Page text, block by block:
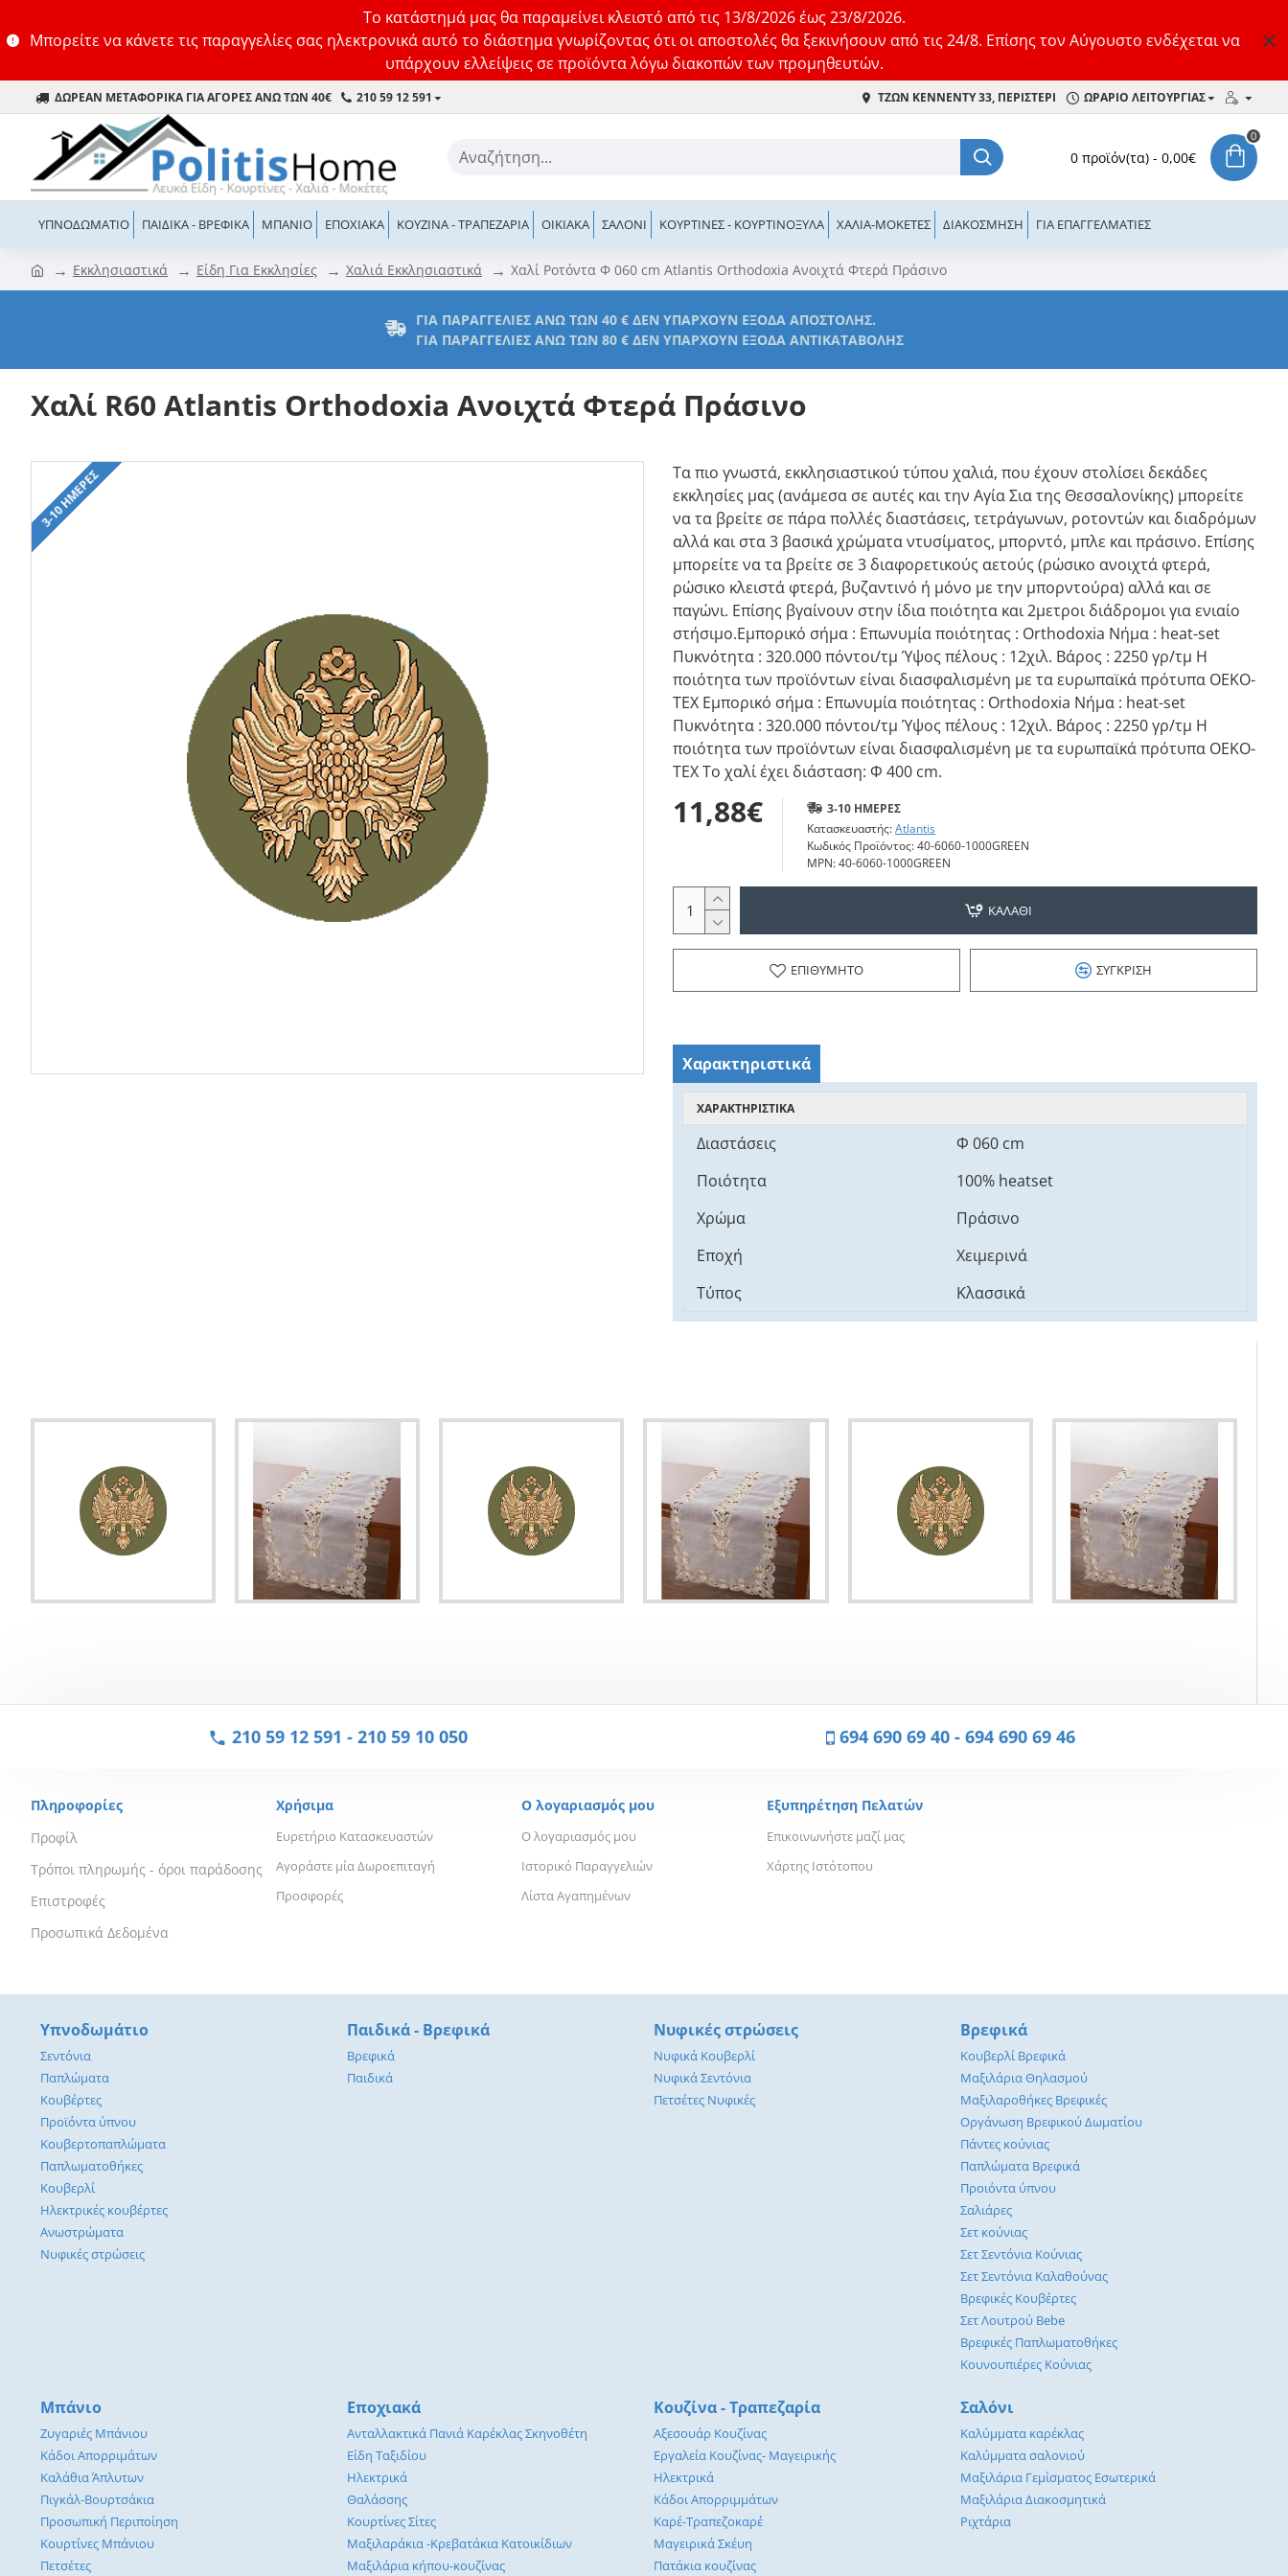
Το κατάστημά μας θα παραμείνει κλειστό από τις 13/8/2026 έως 23/8/2026.
Μπορείτε να κάνετε τις παραγγελίες σας ηλεκτρονικά αυτό το διάστημα γνωρίζοντας ότι οι αποστολές θα ξεκινήσουν από τις 24/8. Επίσης τον Αύγουστο ενδέχεται να
υπάρχουν ελλείψεις σε προϊόντα λόγω διακοπών των προμηθευτών.
ΔΩΡΕΑΝ ΜΕΤΑΦΟΡΙΚΑ ΓΙΑ ΑΓΟΡΕΣ ΑΝΩ ΤΩΝ 40€ 210 59 12 591 ΤΖΩΝ ΚΈΝΝΕΝΤΥ 33, ΠΕΡΙΣΤΈΡΙ ΩΡΑΡΙΟ ΛΕΙΤΟΥΡΓΙΑΣ
0 προϊόν(τα) - 0,00€
0
ΥΠΝΟΔΩΜΆΤΙΟ ΠΑΙΔΙΚΆ - ΒΡΕΦΙΚΆ ΜΠΆΝΙΟ ΕΠΟΧΙΑΚΆ ΚΟΥΖΊΝΑ - ΤΡΑΠΕΖΑΡΊΑ ΟΙΚΙΑΚΆ ΣΑΛΌΝΙ ΚΟΥΡΤΊΝΕΣ - ΚΟΥΡΤΙΝΌΞΥΛΑ ΧΑΛΙΆ-ΜΟΚΈΤΕΣ ΔΙΑΚΌΣΜΗΣΗ ΓΙΑ ΕΠΑΓΓΕΛΜΑΤΊΕΣ
Εκκλησιαστικά Είδη Για Εκκλησίες Χαλιά Εκκλησιαστικά Χαλί Ροτόντα Φ 060 cm Atlantis Orthodoxia Ανοιχτά Φτερά Πράσινο
ΓΙΑ ΠΑΡΑΓΓΕΛΊΕΣ ΆΝΩ ΤΩΝ 40 € ΔΕΝ ΥΠΆΡΧΟΥΝ ΈΞΟΔΑ ΑΠΟΣΤΟΛΉΣ.
ΓΙΑ ΠΑΡΑΓΓΕΛΊΕΣ ΆΝΩ ΤΩΝ 80 € ΔΕΝ ΥΠΆΡΧΟΥΝ ΈΞΟΔΑ ΑΝΤΙΚΑΤΑΒΟΛΉΣ
Χαλί R60 Atlantis Orthodoxia Ανοιχτά Φτερά Πράσινο
3-10 ΗΜΈΡΕΣ
Τα πιο γνωστά, εκκλησιαστικού τύπου χαλιά, που έχουν στολίσει δεκάδες
εκκλησίες μας (ανάμεσα σε αυτές και την Αγία Σια της Θεσσαλονίκης) μπορείτε
να τα βρείτε σε πάρα πολλές διαστάσεις, τετράγωνων, ροτοντών και διαδρόμων
αλλά και στα 3 βασικά χρώματα ντυσίματος, μπορντό, μπλε και πράσινο. Επίσης
μπορείτε να τα βρείτε σε 3 διαφορετικούς αετούς (ρώσικο ανοιχτά φτερά,
ρώσικο κλειστά φτερά, βυζαντινό ή μόνο με την μπορντούρα) αλλά και σε
παγώνι. Επίσης βγαίνουν στην ίδια ποιότητα και 2μετροι διάδρομοι για ενιαίο
στήσιμο.Εμπορικό σήμα : Επωνυμία ποιότητας : Orthodoxia Νήμα : heat-set
Πυκνότητα : 320.000 πόντοι/τμ Ύψος πέλους : 12χιλ. Βάρος : 2250 γρ/τμ Η
ποιότητα των προϊόντων είναι διασφαλισμένη με τα ευρωπαϊκά πρότυπα OEKO-
TEX Εμπορικό σήμα : Επωνυμία ποιότητας : Orthodoxia Νήμα : heat-set
Πυκνότητα : 320.000 πόντοι/τμ Ύψος πέλους : 12χιλ. Βάρος : 2250 γρ/τμ Η
ποιότητα των προϊόντων είναι διασφαλισμένη με τα ευρωπαϊκά πρότυπα OEKO-
TEX Το χαλί έχει διάσταση: Φ 400 cm.
11,88€
3-10 ΗΜΈΡΕΣ
Κατασκευαστής:Atlantis
Κωδικός Προϊόντος:40-6060-1000GREEN
MPN:40-6060-1000GREEN
ΚΑΛΆΘΙ
ΕΠΙΘΥΜΗΤΌ ΣΎΓΚΡΙΣΗ
Χαρακτηριστικά
ΧΑΡΑΚΤΗΡΙΣΤΙΚΆ
Διαστάσεις
Φ 060 cm
Ποιότητα
100% heatset
Χρώμα
Πράσινο
Εποχή
Χειμερινά
Τύπος
Κλασσικά
210 59 12 591 - 210 59 10 050 694 690 69 40 - 694 690 69 46
Πληροφορίες
Προφίλ
Τρόποι πληρωμής - όροι παράδοσης
Επιστροφές
Προσωπικά Δεδομένα
Χρήσιμα
Ευρετήριο Κατασκευαστών
Αγοράστε μία Δωροεπιταγή
Προσφορές
Ο λογαριασμός μου
Ο λογαριασμός μου
Ιστορικό Παραγγελιών
Λίστα Αγαπημένων
Εξυπηρέτηση Πελατών
Επικοινωνήστε μαζί μας
Χάρτης Ιστότοπου
Υπνοδωμάτιο
Σεντόνια
Παπλώματα
Κουβέρτες
Προϊόντα ύπνου
Κουβερτοπαπλώματα
Παπλωματοθήκες
Κουβερλί
Ηλεκτρικές κουβέρτες
Ανωστρώματα
Νυφικές στρώσεις
Παιδικά - Βρεφικά
Βρεφικά
Παιδικά
Νυφικές στρώσεις
Νυφικά Κουβερλί
Νυφικά Σεντόνια
Πετσέτες Νυφικές
Βρεφικά
Κουβερλί Βρεφικά
Μαξιλάρια Θηλασμού
Μαξιλαροθήκες Βρεφικές
Οργάνωση Βρεφικού Δωματίου
Πάντες κούνιας
Παπλώματα Βρεφικά
Προιόντα ύπνου
Σαλιάρες
Σετ κούνιας
Σετ Σεντόνια Κούνιας
Σετ Σεντόνια Καλαθούνας
Βρεφικές Κουβέρτες
Σετ Λουτρού Bebe
Βρεφικές Παπλωματοθήκες
Κουνουπιέρες Κούνιας
Μπάνιο
Ζυγαριές Μπάνιου
Κάδοι Απορριμάτων
Καλάθια Άπλυτων
Πιγκάλ-Βουρτσάκια
Προσωπική Περιποίηση
Κουρτίνες Μπάνιου
Πετσέτες
Εποχιακά
Ανταλλακτικά Πανιά Καρέκλας Σκηνοθέτη
Είδη Ταξιδίου
Ηλεκτρικά
Θαλάσσης
Κουρτίνες Σίτες
Μαξιλαράκια -Κρεβατάκια Κατοικίδιων
Μαξιλάρια κήπου-κουζίνας
Κουζίνα - Τραπεζαρία
Αξεσουάρ Κουζίνας
Εργαλεία Κουζίνας- Μαγειρικής
Ηλεκτρικά
Κάδοι Απορριμμάτων
Καρέ-Τραπεζοκαρέ
Μαγειρικά Σκέυη
Πατάκια κουζίνας
Σαλόνι
Καλύμματα καρέκλας
Καλύμματα σαλονιού
Μαξιλάρια Γεμίσματος Εσωτερικά
Μαξιλάρια Διακοσμητικά
Ριχτάρια